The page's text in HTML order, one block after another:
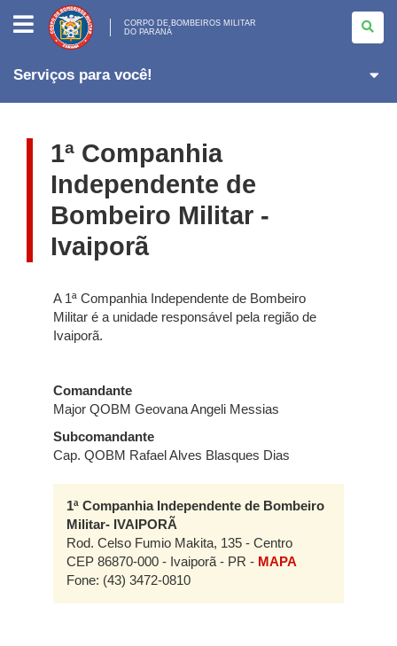
CORPO
DE
BOMBEIROS
MILITAR
PARANÁ
CORPO DE BOMBEIROS MILITAR
DO PARANÁ
Serviços para você!
1ª Companhia
Independente de
Bombeiro Militar -
Ivaiporã
A 1ª Companhia Independente de Bombeiro
Militar é a unidade responsável pela região de
Ivaiporã.
Comandante
Major QOBM Geovana Angeli Messias
Subcomandante
Cap. QOBM Rafael Alves Blasques Dias
1ª Companhia Independente de Bombeiro
Militar- IVAIPORÃ
Rod. Celso Fumio Makita, 135 - Centro
CEP 86870-000 - Ivaiporã - PR - MAPA
Fone: (43) 3472-0810